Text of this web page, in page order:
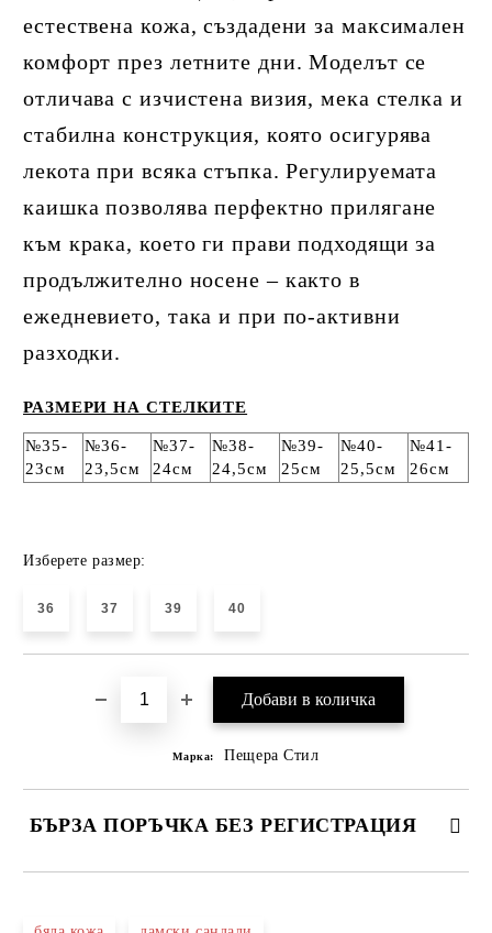
естествена кожа, създадени за максимален
комфорт през летните дни. Моделът се
отличава с изчистена визия, мека стелка и
стабилна конструкция, която осигурява
лекота при всяка стъпка. Регулируемата
каишка позволява перфектно прилягане
към крака, което ги прави подходящи за
продължително носене – както в
ежедневието, така и при по-активни
разходки.
РАЗМЕРИ НА СТЕЛКИТЕ
№35-
23см
№36-
23,5см
№37-
24см
№38-
24,5см
№39-
25см
№40-
25,5см
№41-
26см
Изберете размер:
36 37 39 40
Марка: Пещера Стил
БЪРЗА ПОРЪЧКА БЕЗ РЕГИСТРАЦИЯ